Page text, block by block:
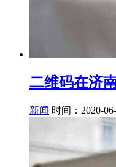
二维码在济
新闻 时间：2020-